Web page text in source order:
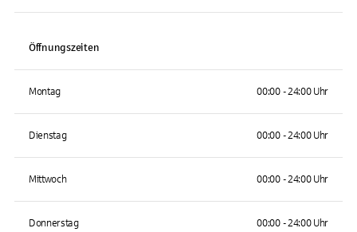
Öffnungszeiten
Montag 00:00 - 24:00 Uhr
Dienstag 00:00 - 24:00 Uhr
Mittwoch 00:00 - 24:00 Uhr
Donnerstag 00:00 - 24:00 Uhr